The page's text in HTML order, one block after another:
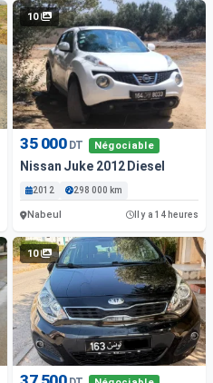
10
35 000 DT Négociable
Nissan Juke 2012 Diesel
2012 298 000 km
Nabeul Il y a 14 heures
10